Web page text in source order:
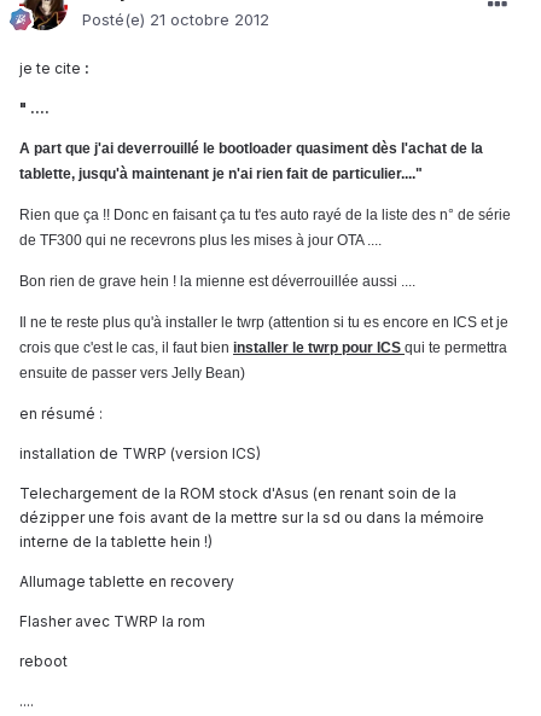
Posté(e) 21 octobre 2012
je te cite :
" ....
A part que j'ai deverrouillé le bootloader quasiment dès l'achat de la
tablette, jusqu'à maintenant je n'ai rien fait de particulier...."
Rien que ça !! Donc en faisant ça tu t'es auto rayé de la liste des n° de série
de TF300 qui ne recevrons plus les mises à jour OTA ....
Bon rien de grave hein ! la mienne est déverrouillée aussi ....
Il ne te reste plus qu'à installer le twrp (attention si tu es encore en ICS et je
crois que c'est le cas, il faut bien installer le twrp pour ICS qui te permettra
ensuite de passer vers Jelly Bean)
en résumé :
installation de TWRP (version ICS)
Telechargement de la ROM stock d'Asus (en renant soin de la
dézipper une fois avant de la mettre sur la sd ou dans la mémoire
interne de la tablette hein !)
Allumage tablette en recovery
Flasher avec TWRP la rom
reboot
....